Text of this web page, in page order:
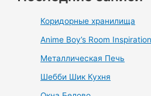
Коридорные хранилища
Anime Boy’s Room Inspiration
Металлическая Печь
Шебби Шик Кухня